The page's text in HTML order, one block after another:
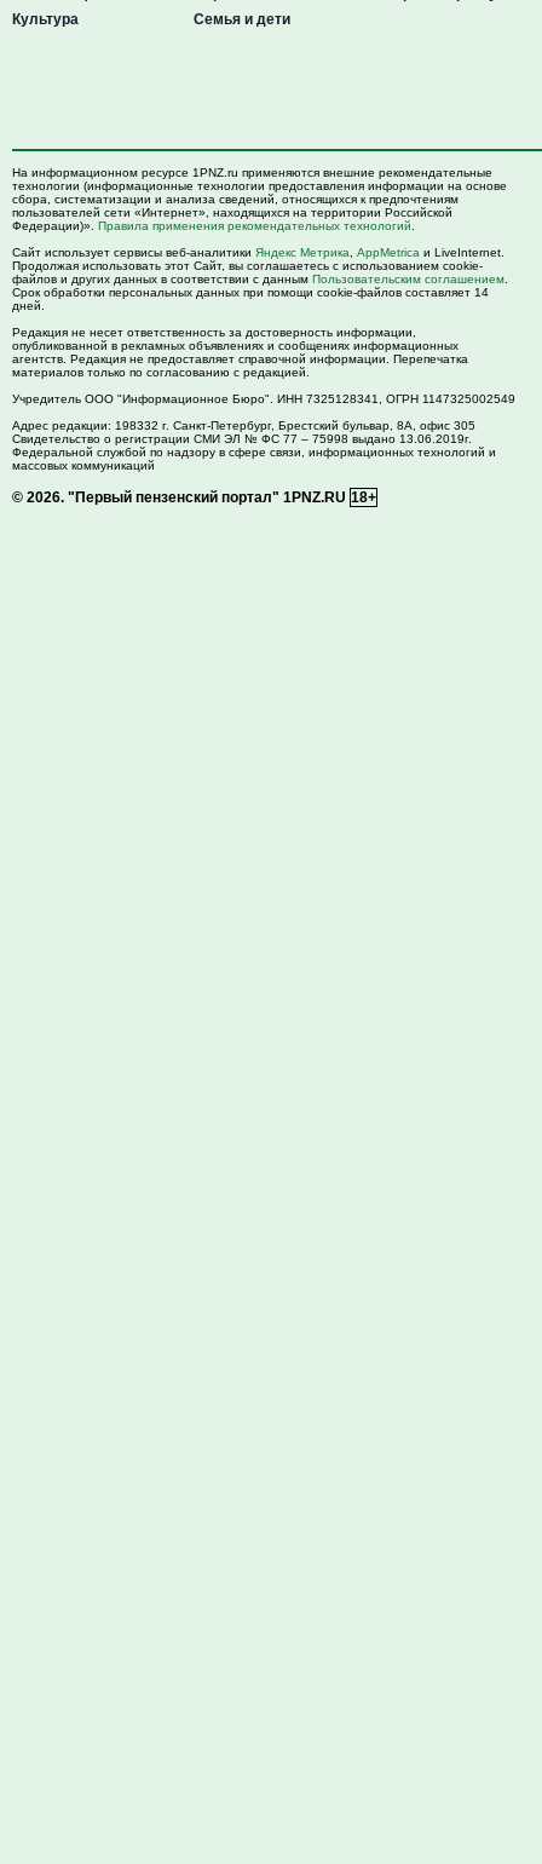
Культура
Семья и дети
На информационном ресурсе 1PNZ.ru применяются внешние рекомендательные
технологии (информационные технологии предоставления информации на основе
сбора, систематизации и анализа сведений, относящихся к предпочтениям
пользователей сети «Интернет», находящихся на территории Российской
Федерации)». Правила применения рекомендательных технологий
Сайт использует сервисы веб-аналитики Яндекс Метрика AppMetrica и LiveInternet.
Продолжая использовать этот Сайт, вы соглашаетесь с использованием cookie-
файлов и других данных в соответствии с данным Пользовательским соглашением
Срок обработки персональных данных при помощи cookie-файлов составляет 14
дней.
Редакция не несет ответственность за достоверность информации,
опубликованной в рекламных объявлениях и сообщениях информационных
агентств. Редакция не предоставляет справочной информации. Перепечатка
материалов только по согласованию с редакцией.
Учредитель ООО "Информационное Бюро". ИНН 7325128341, ОГРН 1147325002549
Адрес редакции: 198332 г. Санкт-Петербург, Брестский бульвар, 8А, офис 305
Свидетельство о регистрации СМИ ЭЛ № ФС 77 – 75998 выдано 13.06.2019г.
Федеральной службой по надзору в сфере связи, информационных технологий и
массовых коммуникаций
© 2026. "Первый пензенский портал" 1PNZ.RU 18+